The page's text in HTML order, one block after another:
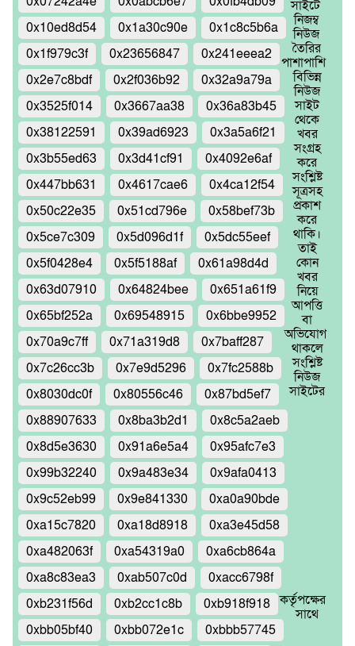
0x10ed8d54
0x1a30c90e
0x1c8c5b6a
0x1f979c3f
0x23656847
0x241eeea2
0x2e7c8bdf
0x2f036b92
0x32a9a79a
0x3525f014
0x3667aa38
0x36a83b45
0x38122591
0x39ad6923
0x3a5a6f21
0x3b55ed63
0x3d41cf91
0x4092e6af
0x447bb631
0x4617cae6
0x4ca12f54
0x50c22e35
0x51cd796e
0x58bef73b
0x5ce7c309
0x5d096d1f
0x5dc55eef
0x5f0428e4
0x5f5188af
0x61a98d4d
0x63d07910
0x64824bee
0x651a61f9
0x65bf252a
0x69548915
0x6bbe9952
0x70a9c7ff
0x71a319d8
0x7baff287
0x7c26cc3b
0x7e9d5296
0x7fc2588b
0x8030dc0f
0x80556c46
0x87bd5ef7
0x88907633
0x8ba3b2d1
0x8c5a2aeb
0x8d5e3630
0x91a6e5a4
0x95afc7e3
0x99b32240
0x9a483e34
0x9afa0413
0x9c52eb99
0x9e841330
0xa0a90bde
0xa15c7820
0xa18d8918
0xa3e45d58
0xa482063f
0xa54319a0
0xa6cb864a
0xa8c83ea3
0xab507c0d
0xacc6798f
0xb231f56d
0xb2cc1c8b
0xb918f918
0xbb05bf40
0xbb072e1c 0xbbb57745
সাইটে
নিজম্ব
নিউজ
তৈরির
পাশাপাশি
বিভিন্ন
নিউজ
সাইট
থেকে
খবর
সংগ্রহ
করে
সংশ্লিষ্ট
সূত্রসহ
প্রকাশ
করে
থাকি।
তাই
কোন
খবর
নিয়ে
আপত্তি
বা
অভিযোগ
থাকলে
সংশ্লিষ্ট
নিউজ
সাইটের
কর্তৃপক্ষের
সাথে